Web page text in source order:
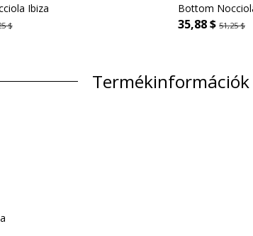
Ibiza
$
Bottom
35,88 $ 51,25 $
Termékinformációk